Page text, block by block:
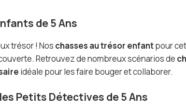
de 5 Ans
trésor ! Nos chasses au trésor enfantpour
Retrouvez de nombreux scénarios de
idéale pour les faire bouger et collaborer.
Petits Détectives de 5 Ans